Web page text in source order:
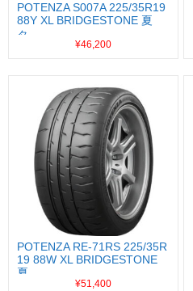
POTENZA S007A 225/35R19
88Y XL BRIDGESTONE 夏
タ...
¥46,200
POTENZA RE-71RS 225/35R
19 88W XL BRIDGESTONE
夏...
¥51,400